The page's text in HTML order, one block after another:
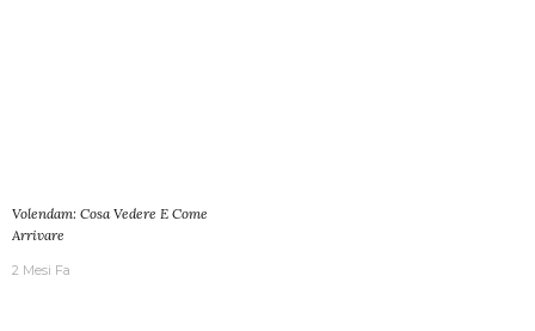
Volendam: Cosa Vedere E Come
Arrivare
2 Mesi Fa